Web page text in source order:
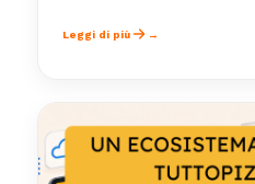
Leggi di più